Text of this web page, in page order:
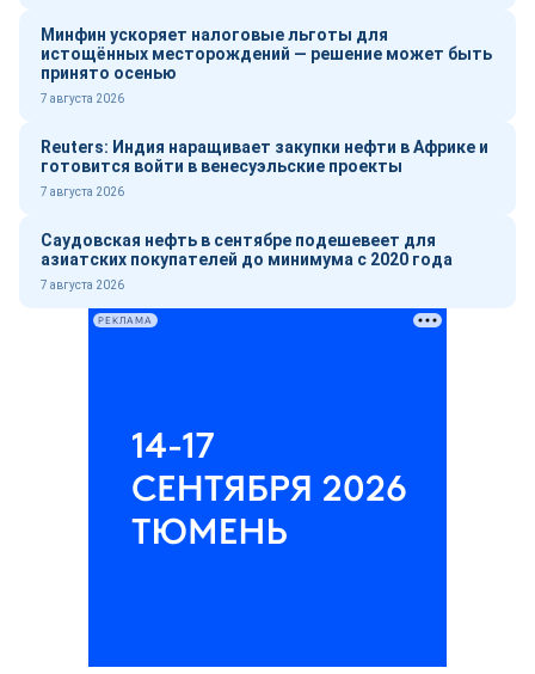
Минфин ускоряет налоговые льготы для
истощённых месторождений — решение может быть
принято осенью
7 августа 2026
Reuters: Индия наращивает закупки нефти в Африке и
готовится войти в венесуэльские проекты
7 августа 2026
Саудовская нефть в сентябре подешевеет для
азиатских покупателей до минимума с 2020 года
7 августа 2026
РЕКЛАМА